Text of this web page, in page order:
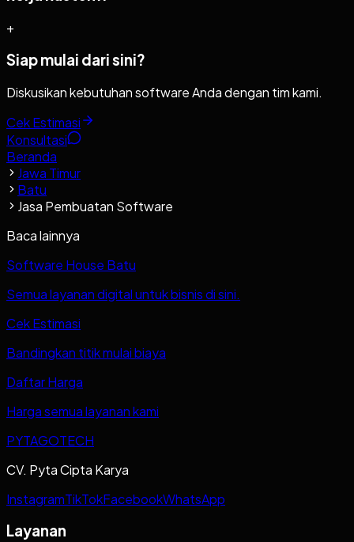
+
Siap mulai dari sini?
Diskusikan kebutuhan software Anda dengan tim kami.
Cek Estimasi
Konsultasi
Beranda
Jawa Timur
Batu
Jasa Pembuatan Software
Baca lainnya
Software House Batu
Semua layanan digital untuk bisnis di sini.
Cek Estimasi
Bandingkan titik mulai biaya
Daftar Harga
Harga semua layanan kami
PYTAGOTECH
CV. Pyta Cipta Karya
InstagramTikTokFacebookWhatsApp
Layanan